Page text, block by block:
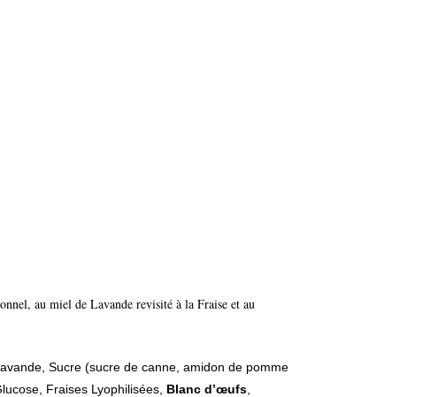
au miel de Lavande revisité à la Fraise et au
Sucre (sucre de canne, amidon de pomme
Fraises Lyophilisées, Blanc d’œufs